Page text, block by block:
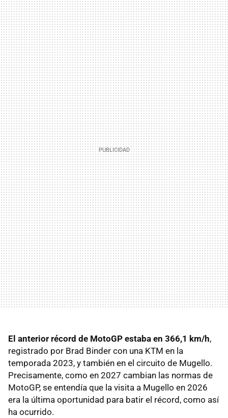
El anterior récord de MotoGP estaba en 366,1 km/h,
registrado por Brad Binder con una KTM en la
temporada 2023, y también en el circuito de Mugello.
Precisamente, como en 2027 cambian las normas de
MotoGP, se entendía que la visita a Mugello en 2026
era la última oportunidad para batir el récord, como así
ha ocurrido.